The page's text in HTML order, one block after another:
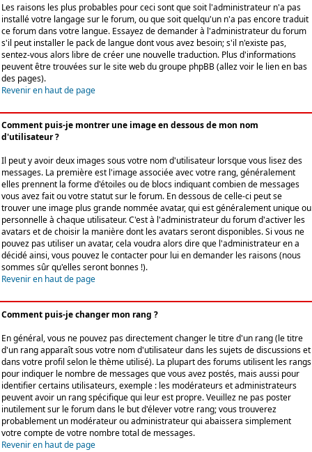
Les raisons les plus probables pour ceci sont que soit l'administrateur n'a pas
installé votre langage sur le forum, ou que soit quelqu'un n'a pas encore traduit
ce forum dans votre langue. Essayez de demander à l'administrateur du forum
s'il peut installer le pack de langue dont vous avez besoin; s'il n'existe pas,
sentez-vous alors libre de créer une nouvelle traduction. Plus d'informations
peuvent être trouvées sur le site web du groupe phpBB (allez voir le lien en bas
des pages).
Revenir en haut de page
Comment puis-je montrer une image en dessous de mon nom
d'utilisateur ?
Il peut y avoir deux images sous votre nom d'utilisateur lorsque vous lisez des
messages. La première est l'image associée avec votre rang, généralement
elles prennent la forme d'étoiles ou de blocs indiquant combien de messages
vous avez fait ou votre statut sur le forum. En dessous de celle-ci peut se
trouver une image plus grande nommée avatar, qui est généralement unique ou
personnelle à chaque utilisateur. C'est à l'administrateur du forum d'activer les
avatars et de choisir la manière dont les avatars seront disponibles. Si vous ne
pouvez pas utiliser un avatar, cela voudra alors dire que l'administrateur en a
décidé ainsi, vous pouvez le contacter pour lui en demander les raisons (nous
sommes sûr qu'elles seront bonnes !).
Revenir en haut de page
Comment puis-je changer mon rang ?
En général, vous ne pouvez pas directement changer le titre d'un rang (le titre
d'un rang apparaît sous votre nom d'utilisateur dans les sujets de discussions et
dans votre profil selon le thème utilisé). La plupart des forums utilisent les rangs
pour indiquer le nombre de messages que vous avez postés, mais aussi pour
identifier certains utilisateurs, exemple : les modérateurs et administrateurs
peuvent avoir un rang spécifique qui leur est propre. Veuillez ne pas poster
inutilement sur le forum dans le but d'élever votre rang; vous trouverez
probablement un modérateur ou administrateur qui abaissera simplement
votre compte de votre nombre total de messages.
Revenir en haut de page